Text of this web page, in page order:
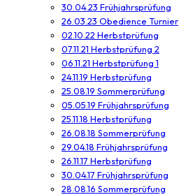
30.04.23 Frühjahrsprüfung
26.03.23 Obedience Turnier
02.10.22 Herbstprüfung
07.11.21 Herbstprüfung 2
06.11.21 Herbstprüfung 1
24.11.19 Herbstprüfung
25.08.19 Sommerprüfung
05.05.19 Frühjahrsprüfung
25.11.18 Herbstprüfung
26.08.18 Sommerprüfung
29.04.18 Frühjahrsprüfung
26.11.17 Herbstprüfung
30.04.17 Frühjahrsprüfung
28.08.16 Sommerprüfung